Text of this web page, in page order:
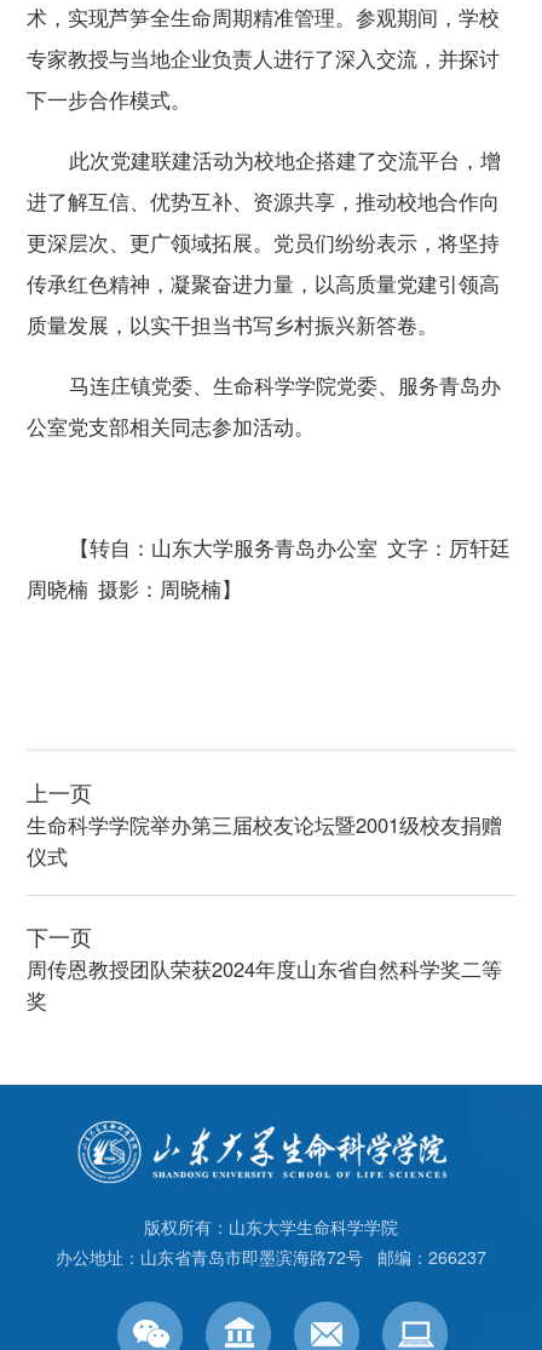
术，实现芦笋全生命周期精准管理。参观期间，学校
专家教授与当地企业负责人进行了深入交流，并探讨
下一步合作模式。
此次党建联建活动为校地企搭建了交流平台，增
进了解互信、优势互补、资源共享，推动校地合作向
更深层次、更广领域拓展。党员们纷纷表示，将坚持
传承红色精神 ，凝聚奋进力量，以高质量党建引领高
质量发展 ，以实干担当书写乡村振兴新答卷。
马连庄镇党委、 生命科学学院党委、服务青岛办
公室党支部相关同志参加活动。
【转自：山东大学服务青岛办公室 文字： 厉轩廷
周晓楠摄影： 周晓楠】
上一页
生命科学学院举办第三届校友论坛暨2001级校友捐赠
仪式
下一页
周传恩教授团队荣获2024年度山东省自然科学奖二等
奖
版权所有：山东大学生命科学学院
办公地址：山东省青岛市即墨滨海路72号 邮编：266237